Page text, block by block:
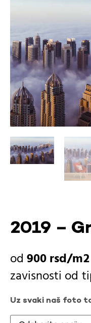
2019 –
900rsd
zavisnosti od
Uz svaki naš foto